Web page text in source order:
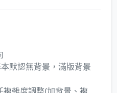
默認無背景，滿版背景